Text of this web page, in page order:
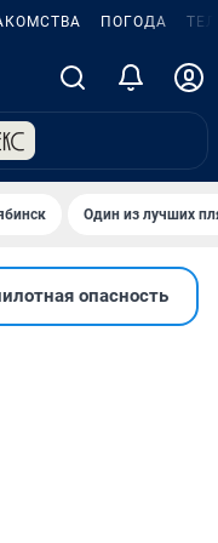
ПОГОДА
Один из лучших
опасность